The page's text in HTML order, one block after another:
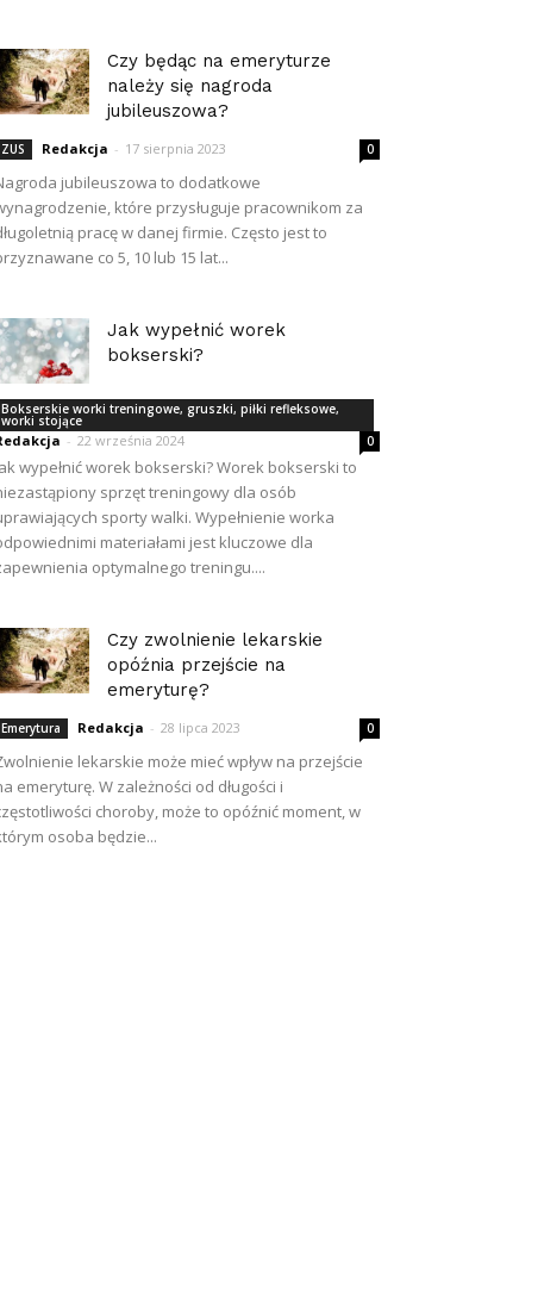
Czy będąc na emeryturze
należy się nagroda
jubileuszowa?
ZUS Redakcja - 17 sierpnia 2023 0
jubileuszowa to dodatkowe
które przysługuje pracownikom za
pracę w danej firmie. Często jest to
co 5, 10 lub 15 lat...
Jak wypełnić worek
bokserski?
Bokserskie worki treningowe, gruszki, piłki refleksowe,
worki stojące
- 22 września 2024 0
wypełnić worek bokserski? Worek bokserski to
sprzęt treningowy dla osób
sporty walki. Wypełnienie worka
materiałami jest kluczowe dla
optymalnego treningu....
Czy zwolnienie lekarskie
opóźnia przejście na
emeryturę?
Emerytura Redakcja - 28 lipca 2023 0
lekarskie może mieć wpływ na przejście
emeryturę. W zależności od długości i
choroby, może to opóźnić moment, w
osoba będzie...